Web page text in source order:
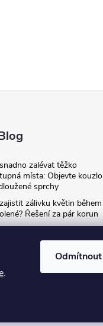
.
Odmítnout
zalévat těžko
místa: Objevte kouzlo
sprchy
zálivku květin během
Řešení za pár korun
při zalévání